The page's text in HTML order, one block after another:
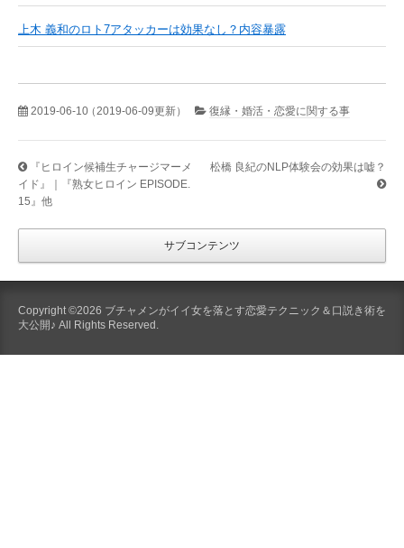
上木 義和のロト7アタッカーは効果なし？内容暴露
2019-06-10（2019-06-09更新） 復縁・婚活・恋愛に関する事
『ヒロイン候補生チャージマーメ
イド』｜『熟女ヒロイン EPISODE.
15』他
松橋 良紀のNLP体験会の効果は嘘？
サブコンテンツ
Copyright ©2026 ブチャメンがイイ女を落とす恋愛テクニック＆口説き術を
大公開♪ All Rights Reserved.